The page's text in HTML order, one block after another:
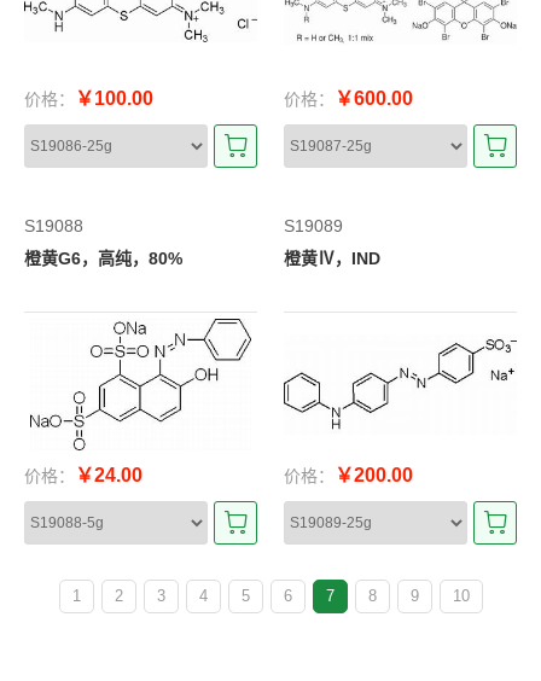
价格： ￥100.00 价格： ￥600.00
S19088
橙黄G6，高纯，80%
价格： ￥24.00
S19089
橙黄Ⅳ，IND
价格： ￥200.00
1 2 3 4 5 6 7 8 9 10